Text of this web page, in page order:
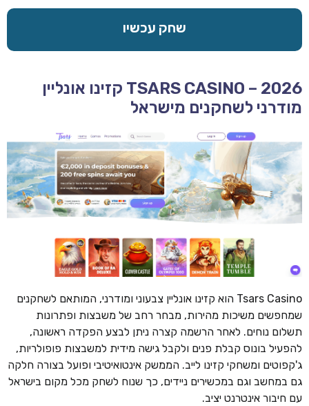
שחק עכשיו
TSARS CASINO – 2026 קזינו אונליין
מודרני לשחקנים מישראל
Tsars Casino הוא קזינו אונליין צבעוני ומודרני, המותאם לשחקנים
שמחפשים משיכות מהירות, מבחר רחב של משבצות ופתרונות
תשלום נוחים. לאחר הרשמה קצרה ניתן לבצע הפקדה ראשונה,
להפעיל בונוס קבלת פנים ולקבל גישה מידית למשבצות פופולריות,
ג'קפוטים ומשחקי קזינו לייב. הממשק אינטואיטיבי ופועל בצורה חלקה
גם במחשב וגם במכשירים ניידים, כך שנוח לשחק מכל מקום בישראל
עם חיבור אינטרנט יציב.